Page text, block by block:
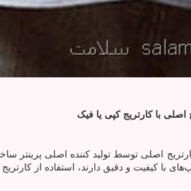
اصلی با کارتریج کپی یا فیک
اصلی توسط تولید کننده اصلی
با کیفیت و دقیق دارند، استفاده از